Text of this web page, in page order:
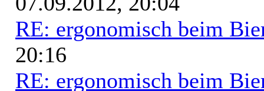
RE: ergonomisch beim
20:16
RE: ergonomisch beim